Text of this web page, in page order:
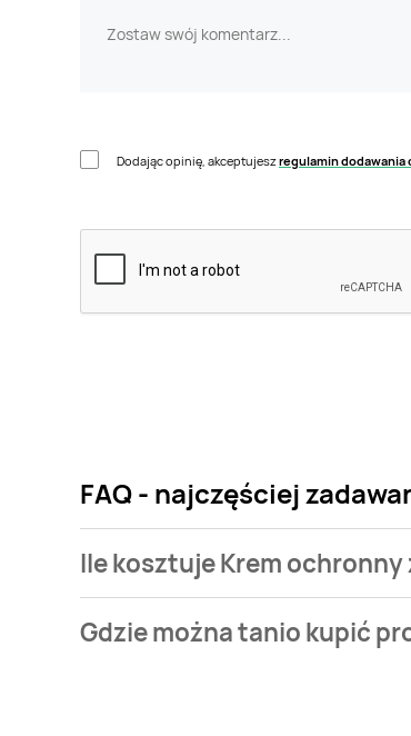
Dodając opinię, akceptujeszregulamin dodawania
FAQ - najczęściej
Ile kosztuje Krem
oferta, jaką mamy w naszej bazie jest z
Gdzie można tanio kupić